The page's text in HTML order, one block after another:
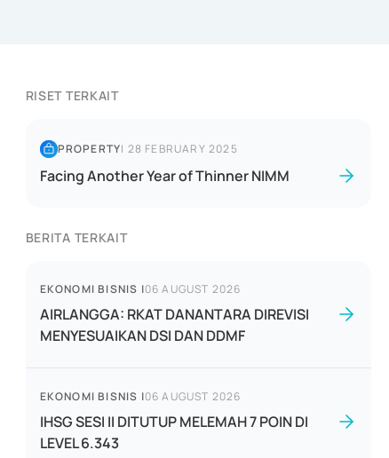
RISET TERKAIT
PROPERTY| 28 FEBRUARY 2025
Facing Another Year of Thinner NIMM
BERITA TERKAIT
EKONOMI BISNIS |06 AUGUST 2026
AIRLANGGA: RKAT DANANTARA DIREVISI
MENYESUAIKAN DSI DAN DDMF
EKONOMI BISNIS |06 AUGUST 2026
IHSG SESI II DITUTUP MELEMAH 7 POIN DI
LEVEL 6.343